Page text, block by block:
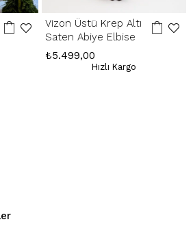
Vizon Üstü Krep Altı
Saten Abiye Elbise
₺5.499,00
Hızlı Kargo